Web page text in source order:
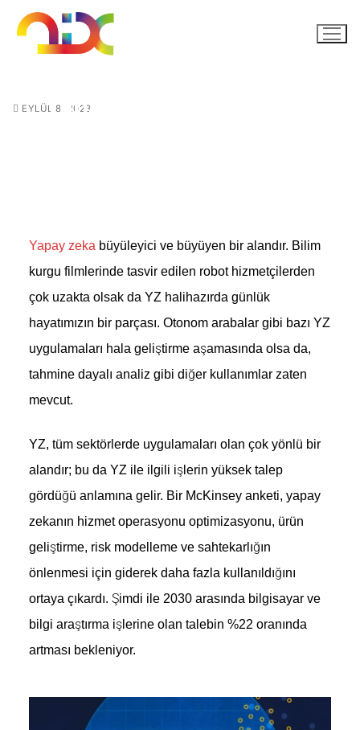
EYLÜL 8, 2023
Yapay zeka öğrenmeye
Yapay zeka büyüleyici ve büyüyen bir alandır. Bilim
kurgu filmlerinde tasvir edilen robot hizmetçilerden
çok uzakta olsak da YZ halihazırda günlük
hayatımızın bir parçası. Otonom arabalar gibi bazı YZ
uygulamaları hala geliştirme aşamasında olsa da,
tahmine dayalı analiz gibi diğer kullanımlar zaten
mevcut.
YZ, tüm sektörlerde uygulamaları olan çok yönlü bir
alandır; bu da YZ ile ilgili işlerin yüksek talep
gördüğü anlamına gelir. Bir McKinsey anketi, yapay
zekanın hizmet operasyonu optimizasyonu, ürün
geliştirme, risk modelleme ve sahtekarlığın
önlenmesi için giderek daha fazla kullanıldığını
ortaya çıkardı. Şimdi ile 2030 arasında bilgisayar ve
bilgi araştırma işlerine olan talebin %22 oranında
artması bekleniyor.